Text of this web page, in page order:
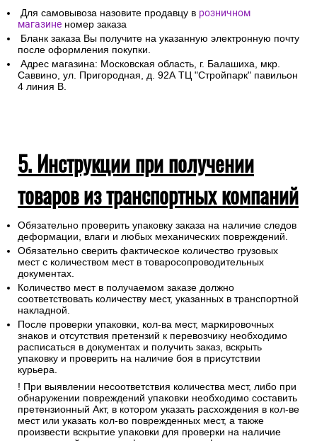
Для самовывоза назовите продавцу в розничном
магазине номер заказа
Бланк заказа Вы получите на указанную электронную почту
после оформления покупки.
Адрес магазина: Московская область, г. Балашиха, мкр.
Саввино, ул. Пригородная, д. 92А ТЦ "Стройпарк" павильон
4 линия В.
5. Инструкции при получении
товаров из транспортных компаний
Обязательно проверить упаковку заказа на наличие следов
деформации, влаги и любых механических повреждений.
Обязательно сверить фактическое количество грузовых
мест с количеством мест в товаросопроводительных
документах.
Количество мест в получаемом заказе должно
соответствовать количеству мест, указанных в транспортной
накладной.
После проверки упаковки, кол-ва мест, маркировочных
знаков и отсутствия претензий к перевозчику необходимо
расписаться в документах и получить заказ, вскрыть
упаковку и проверить на наличие боя в присутствии
курьера.
! При выявлении несоответствия количества мест, либо при
обнаружении повреждений упаковки необходимо составить
претензионный Акт, в котором указать расхождения в кол-ве
мест или указать кол-во поврежденных мест, а также
произвести вскрытие упаковки для проверки на наличие